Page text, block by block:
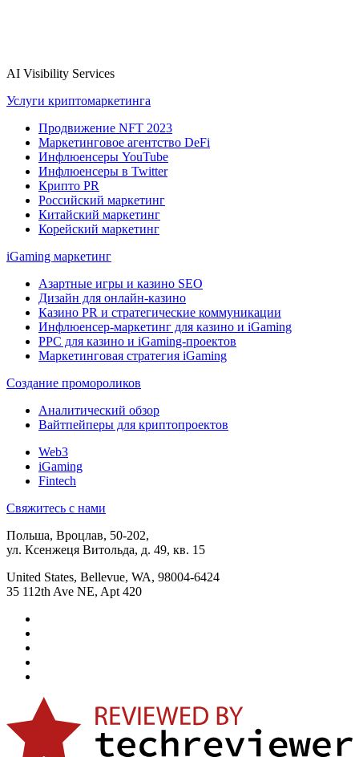
AI Visibility Services
Услуги криптомаркетинга
Продвижение NFT 2023
Маркетинговое агентство DeFi
Инфлюенсеры YouTube
Инфлюенсеры в Twitter
Крипто PR
Российский маркетинг
Китайский маркетинг
Корейский маркетинг
iGaming маркетинг
Азартные игры и казино SEO
Дизайн для онлайн-казино
Казино PR и стратегические коммуникации
Инфлюенсер-маркетинг для казино и iGaming
PPC для казино и iGaming-проектов
Маркетинговая стратегия iGaming
Создание промороликов
Аналитический обзор
Вайтпейперы для криптопроектов
Web3
iGaming
Fintech
Свяжитесь с нами
Польша, Вроцлав, 50-202,
ул. Ксенжеця Витольда, д. 49, кв. 15
United States, Bellevue, WA, 98004-6424
35 112th Ave NE, Apt 420